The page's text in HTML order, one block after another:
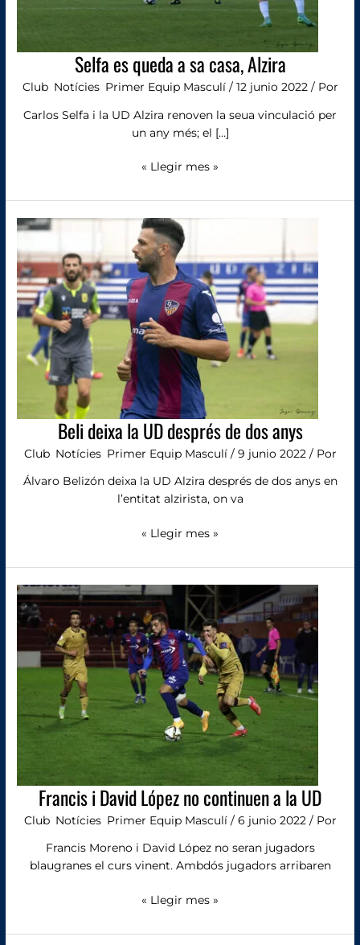
Selfa es queda a sa casa, Alzira
Club, Notícies, Primer Equip Masculí/ 12 junio 2022 / Por
Carlos Selfa i la UD Alzira renoven la seua vinculació per
un any més; el […]
« Llegir mes »
Beli deixa la UD després de dos anys
Club, Notícies, Primer Equip Masculí/ 9 junio 2022 / Por
Álvaro Belizón deixa la UD Alzira després de dos anys en
l’entitat alzirista, on va
deixa
la
UD
després
de
dos
anys
« Llegir mes »
Francis i David López no continuen a la UD
Club, Notícies, Primer Equip Masculí/ 6 junio 2022 / Por
Francis Moreno i David López no seran jugadors
blaugranes el curs vinent. Ambdós jugadors arribaren
i
David
López
no
continuen
a
la
« Llegir mes »